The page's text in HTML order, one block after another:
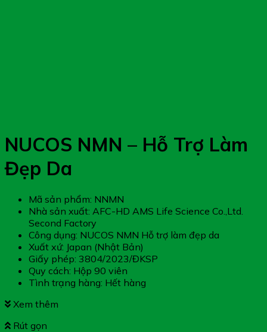
NUCOS NMN – Hỗ Trợ Làm
Đẹp Da
Mã sản phẩm: NNMN
Nhà sản xuất: AFC-HD AMS Life Science Co.,Ltd.
Second Factory
Công dụng: NUCOS NMN Hỗ trợ làm đẹp da
Xuất xứ: Japan (Nhật Bản)
Giấy phép: 3804/2023/ĐKSP
Quy cách: Hộp 90 viên
Tình trạng hàng: Hết hàng
Xem thêm
Rút gọn